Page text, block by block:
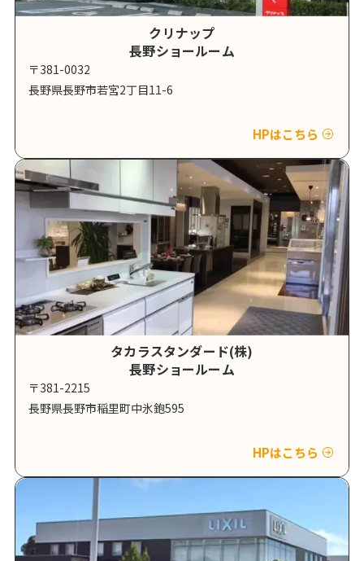
クリナップ
長野ショールーム
〒381-0032
長野県長野市若宮2丁目11-6
HPはこちら
タカラスタンダード(株)
長野ショールーム
〒381-2215
長野県長野市稲里町中氷鉋595
HPはこちら